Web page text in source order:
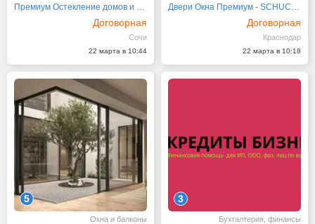
Премиум Остекление домов и коттеджей Schuco
Договорная
Сочи
22 марта в 10:44
Двери Окна Премиум - SCHUCO Шоу-Рум
Договорная
Краснодар
22 марта в 10:18
5
Окна и балконы
3
Бухгалтерия, финансы